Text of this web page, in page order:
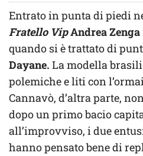
Entrato in punta di piedi
Fratello VipAndrea Zenga
quando si è trattato di
Dayane. La modella
polemiche e liti con
Cannavò, d’altra parte,
dopo un primo bacio
all’improvviso, i due
hanno pensato bene di